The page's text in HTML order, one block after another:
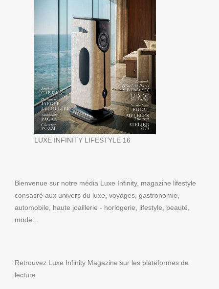
LUXE INFINITY LIFESTYLE 16
Bienvenue sur notre média Luxe Infinity, magazine lifestyle
consacré aux univers du luxe, voyages, gastronomie,
automobile, haute joaillerie - horlogerie, lifestyle, beauté,
mode...
Retrouvez Luxe Infinity Magazine sur les plateformes de
lecture